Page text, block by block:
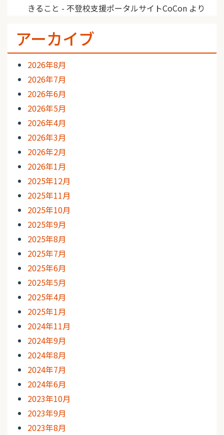
きること - 不登校支援ポータルサイトCoCon より
アーカイブ
2026年8月
2026年7月
2026年6月
2026年5月
2026年4月
2026年3月
2026年2月
2026年1月
2025年12月
2025年11月
2025年10月
2025年9月
2025年8月
2025年7月
2025年6月
2025年5月
2025年4月
2025年1月
2024年11月
2024年9月
2024年8月
2024年7月
2024年6月
2023年10月
2023年9月
2023年8月